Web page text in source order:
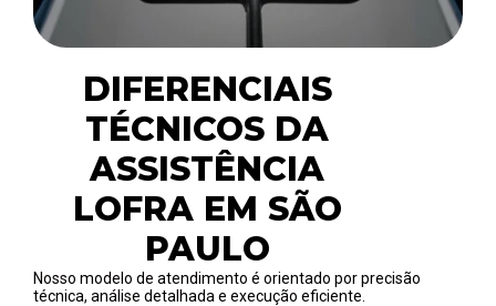
DIFERENCIAIS
TÉCNICOS DA
ASSISTÊNCIA
LOFRA EM SÃO
PAULO
Nosso modelo de atendimento é orientado por precisão
técnica, análise detalhada e execução eficiente.